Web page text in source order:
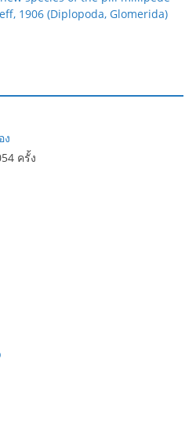
1906 (Diplopoda, Glomerida)
ง
ครั้ง